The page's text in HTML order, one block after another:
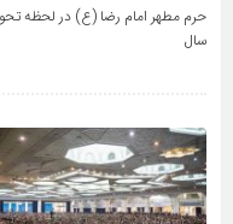
حرم مطهر امام رضا (ع) در لحظه
سال